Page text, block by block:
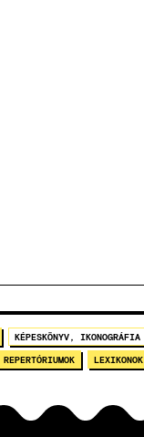
KÉPESKÖNYV, IKONOGRÁFIA
LEXIKONOK